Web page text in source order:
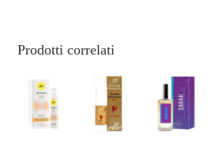
Prodotti correlati